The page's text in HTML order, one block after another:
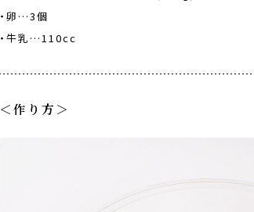
・卵…3個
・牛乳…110cc
＜作り方＞